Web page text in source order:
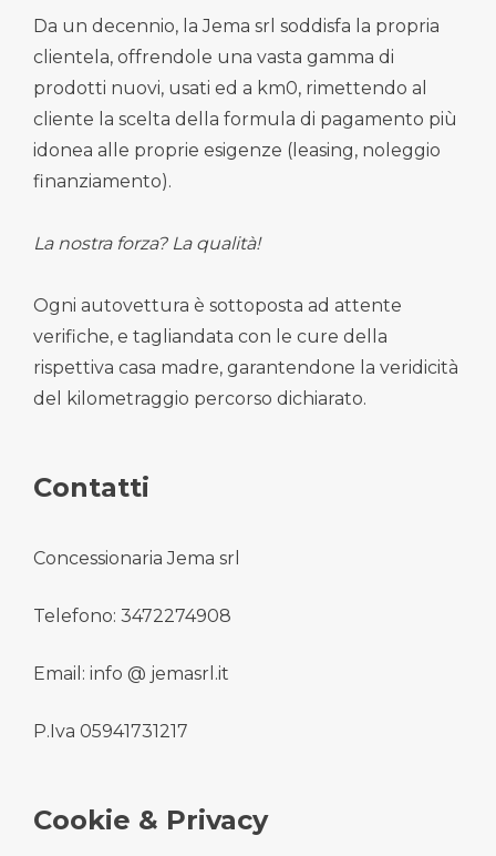
Da un decennio, la Jema srl soddisfa la propria
clientela, offrendole una vasta gamma di
prodotti nuovi, usati ed a km0, rimettendo al
cliente la scelta della formula di pagamento più
idonea alle proprie esigenze (leasing, noleggio
finanziamento).
La nostra forza? La qualità!
Ogni autovettura è sottoposta ad attente
verifiche, e tagliandata con le cure della
rispettiva casa madre, garantendone la veridicità
del kilometraggio percorso dichiarato.
Contatti
Concessionaria Jema srl
Telefono: 3472274908
Email: info @ jemasrl.it
P.Iva 05941731217
Cookie & Privacy